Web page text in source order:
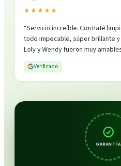
★★★★★
“Servicio increíble. Contraté
todo impecable, súper brillante
Loly y Wendy fueron muy
Verificado
GARANTÍA